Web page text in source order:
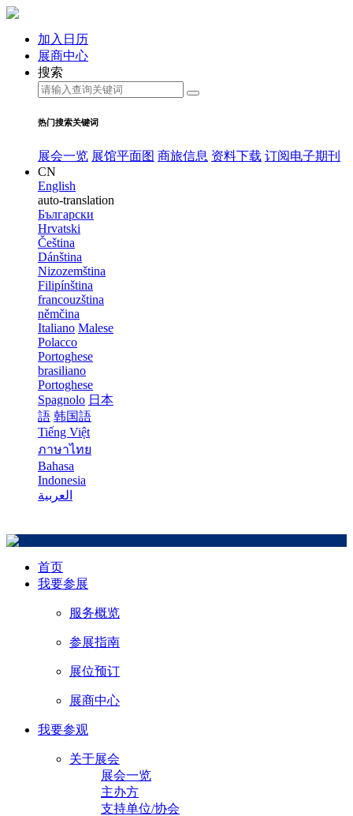
加入日历
展商中心
搜索
热门搜索关键词
展会一览 展馆平面图 商旅信息 资料下载 订阅电子期刊
CN
English
auto-translation
Български
Hrvatski
Čeština
Dánština
Nizozemština
Filipínština
francouzština
němčina
Italiano Malese
Polacco
Portoghese
brasiliano
Portoghese
Spagnolo 日本
語 韩国語
Tiếng Việt
ภาษาไทย
Bahasa
Indonesia
العربية
首页
我要参展
服务概览
参展指南
展位预订
展商中心
我要参观
关于展会
展会一览
主办方
支持单位/协会